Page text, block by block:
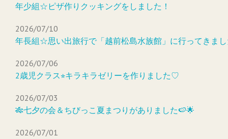
年少組☆ピザ作りクッキングをしました！
2026/07/10
年長組☆思い出旅行で「越前松島水族館」に行ってきま
2026/07/06
2歳児クラス⭐︎キラキラゼリーを作りました♡
2026/07/03
🎋七夕の会＆ちびっこ夏まつりがありました🍉🌟
2026/07/01